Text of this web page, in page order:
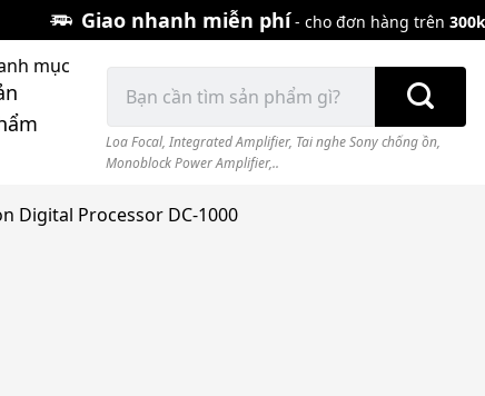
Giao nhanh miễn phí- cho đơn hàng trên 300k
mục
kiếm:
Loa Focal, Integrated Amplifier, Tai nghe Sony chống ồn,
Monoblock Power Amplifier,..
Digital Processor DC-1000